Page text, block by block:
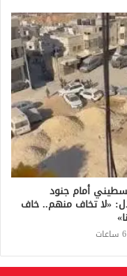
أمام جنود
«لا تخاف منهم.. خاف